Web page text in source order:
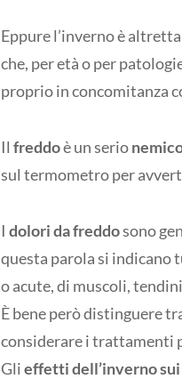
Eppure l’inverno è
che, per età o per
proprio in concomitanza
Il freddoè un serio
sul termometro per
I dolori da freddosono
questa parola si indicano
o acute, di muscoli,
È bene però distinguere
considerare i trattamenti
Glieffetti dell’inverno